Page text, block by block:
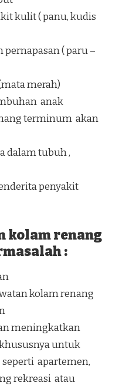
kulit ( panu, kudis
pernapasan ( paru –
merah)
anak
terminum akan
dalam tubuh ,
penyakit
kolam renang
:
kolam renang
meningkatkan
untuk
apartemen,
rekreasi atau